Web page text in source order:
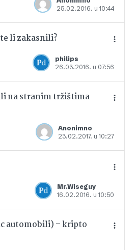
25.02.2016. u 10:44
Dodajte u favorite
li zakasnili?
philips
26.03.2016. u 07:56
Dodajte u favorite
na stranim tržištima
Anonimno
23.02.2017. u 10:27
Dodajte u favorite
Mr.Wiseguy
16.02.2016. u 10:50
Dodajte u favorite
automobili) – kripto